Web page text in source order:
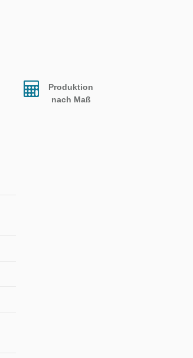
Produktion
nach Maß